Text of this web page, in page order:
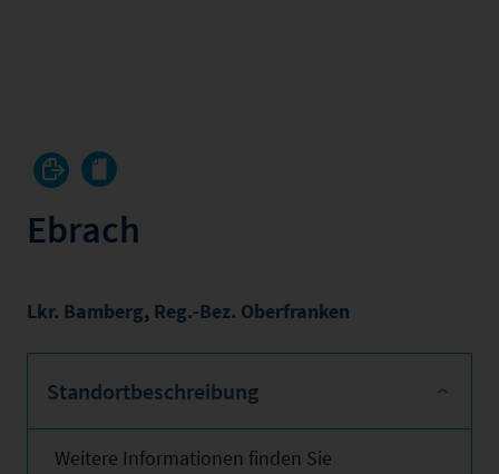
Ebrach
Lkr. Bamberg, Reg.-Bez. Oberfranken
Standortbeschreibung
Weitere Informationen finden Sie